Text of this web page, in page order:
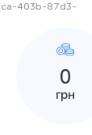
403b-87d3-
0
грн